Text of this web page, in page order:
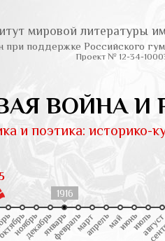
мировой литературы
при поддержке Российского
Проект № 12-34-
ВОЙНА И
и поэтика: историко-
1916